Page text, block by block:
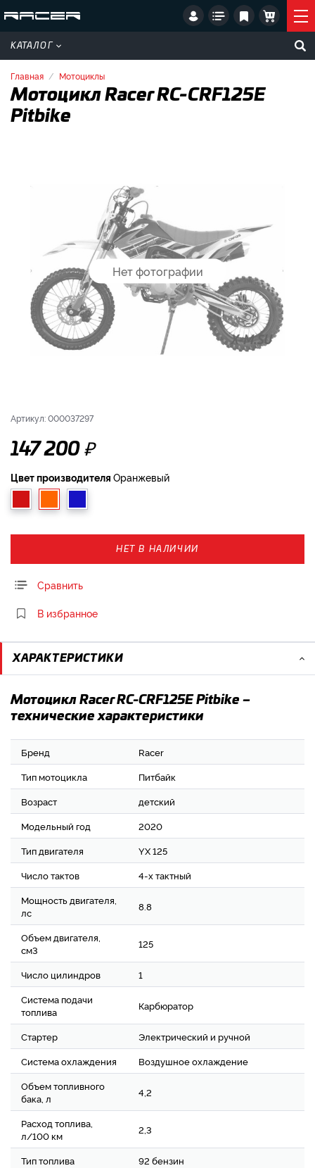
КАТАЛОГ
Главная Мотоциклы
Мотоцикл Racer RC-CRF125E
Pitbike
Нет фотографии
Артикул: 000037297
147 200 ₽
Цвет производителя Оранжевый
НЕТ В НАЛИЧИИ
Сравнить
В избранное
ХАРАКТЕРИСТИКИ
Мотоцикл Racer RC-CRF125E Pitbike –
технические характеристики
Бренд
Racer
Тип мотоцикла
Питбайк
Возраст
детский
Модельный год
2020
Тип двигателя
YX 125
Число тактов
4-х тактный
Мощность двигателя,
лс
8.8
Объем двигателя,
см3
125
Число цилиндров
1
Система подачи
топлива
Карбюратор
Стартер
Электрический и ручной
Система охлаждения
Воздушное охлаждение
Объем топливного
бака, л
4,2
Расход топлива,
л/100 км
2,3
Тип топлива
92 бензин